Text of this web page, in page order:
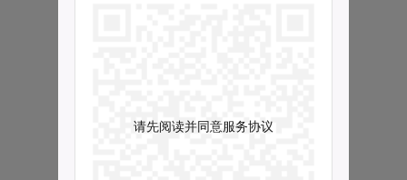
请先阅读并同意服务协议